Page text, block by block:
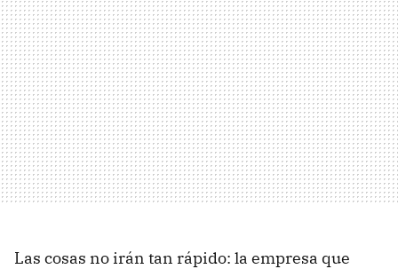
Las cosas no irán tan rápido: la empresa que